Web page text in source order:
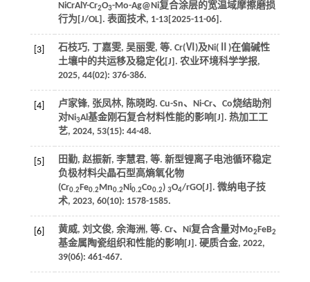
NiCrAlY-Cr2O3-Mo-Ag@Ni复合涂层的宽温域摩擦磨损
行为[J/OL]. 表面技术, 1-13[2025-11-06].
[3] 石枝巧, 丁嘉雯, 吴丽雯, 等. Cr(Ⅵ)及Ni(Ⅱ)在偏碱性
土壤中的共运移及稳定化[J]. 农业环境科学学报,
2025, 44(02): 376-386.
[4]
卢家锋, 张凤林, 陈晓昀. Cu-Sn、Ni-Cr、Co烧结助剂
对Ni3Al基金刚石复合材料性能的影响[J]. 热加工工
艺, 2024, 53(15): 44-48.
[5] 田勤, 赵振新, 李慧君, 等. 新型锂离子电池循环稳定
负极材料尖晶石型高熵氧化物
(Cr0.2Fe0.2Mn0.2Ni0.2Co0.2) 3O4/rGO[J]. 微纳电子技
术, 2023, 60(10): 1578-1585.
[6] 黄威, 刘文俊, 余海洲, 等. Cr、Ni复合含量对Mo2FeB2
基金属陶瓷组织和性能的影响[J]. 硬质合金, 2022,
39(06): 461-467.